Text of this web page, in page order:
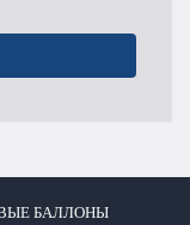
БАЛЛОНЫ